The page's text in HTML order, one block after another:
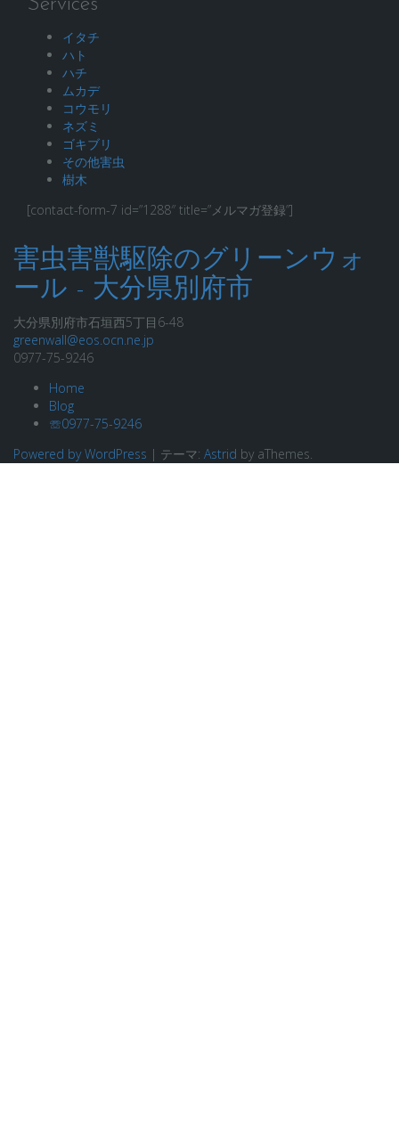
Services
イタチ
ハト
ハチ
ムカデ
コウモリ
ネズミ
ゴキブリ
その他害虫
樹木
[contact-form-7 id=”1288″ title=”メルマガ登録”]
害虫害獣駆除のグリーンウォ
ール - 大分県別府市
大分県別府市石垣西5丁目6-48
greenwall@eos.ocn.ne.jp
0977-75-9246
Home
Blog
☏0977-75-9246
Powered by WordPress | テーマ: Astrid by aThemes.